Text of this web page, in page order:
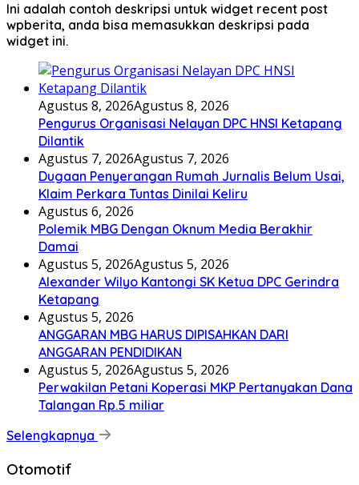
Ini adalah contoh deskripsi untuk widget recent post
wpberita, anda bisa memasukkan deskripsi pada
widget ini.
Agustus 8, 2026Agustus 8, 2026
Pengurus Organisasi Nelayan DPC HNSI Ketapang
Dilantik
Agustus 7, 2026Agustus 7, 2026
Dugaan Penyerangan Rumah Jurnalis Belum Usai,
Klaim Perkara Tuntas Dinilai Keliru
Agustus 6, 2026
Polemik MBG Dengan Oknum Media Berakhir
Damai
Agustus 5, 2026Agustus 5, 2026
Alexander Wilyo Kantongi SK Ketua DPC Gerindra
Ketapang
Agustus 5, 2026
ANGGARAN MBG HARUS DIPISAHKAN DARI
ANGGARAN PENDIDIKAN
Agustus 5, 2026Agustus 5, 2026
Perwakilan Petani Koperasi MKP Pertanyakan Dana
Talangan Rp.5 miliar
Selengkapnya
Otomotif